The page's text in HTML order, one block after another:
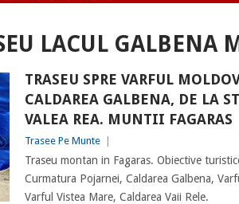
LACUL GALBENA
TRASEU SPRE VARFUL
CALDAREA GALBENA, DE LA
VALEA REA. MUNTII FAGARAS
Trasee Pe Munte
Traseu montan in Fagaras. Obiective
Curmatura Pojarnei, Caldarea Galbena,
Varful Vistea Mare, Caldarea Vaii Rele.